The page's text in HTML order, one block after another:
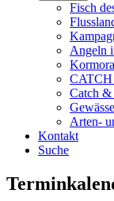
Fisch
Angeln
Catch
Arten-
Kontakt
Suche